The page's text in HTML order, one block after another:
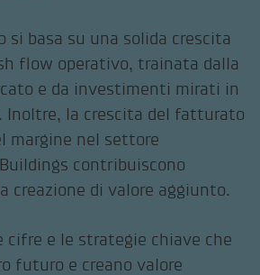
si basa su una solida crescita
flow operativo, trainata dalla
e da investimenti mirati in
Inoltre, la crescita del fatturato
margine nel settore
contribuiscono
creazione di valore aggiunto.
e le strategie chiave che
futuro e creano valore